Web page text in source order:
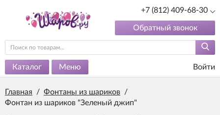
+7 (812) 409-68-30
Обратный звонок
Каталог Меню Войти
Главная / Фонтаны из шариков /
Фонтан из шариков "Зеленый джип"